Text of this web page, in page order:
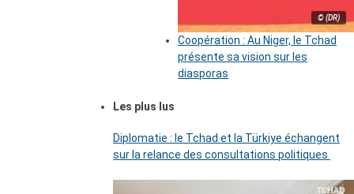
© (DR)
Coopération : Au Niger, le Tchad
présente sa vision sur les
diasporas
Les plus lus
Diplomatie : le Tchad et la Türkiye échangent
sur la relance des consultations politiques